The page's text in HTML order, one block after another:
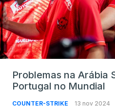
Problemas na Arábia
Portugal no Mundial
COUNTER-STRIKE 13 nov 2024